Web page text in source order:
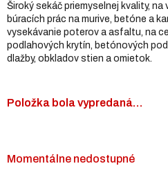
Momentálne nedostupné
Položka bola vypredaná…
Široký sekáč priemyselnej kvality,
búracích prác na murive, betóne a
vysekávanie poterov a asfaltu, na
podlahových krytín, betónových
dlažby, obkladov stien a omietok.
5
hviezdičiek.